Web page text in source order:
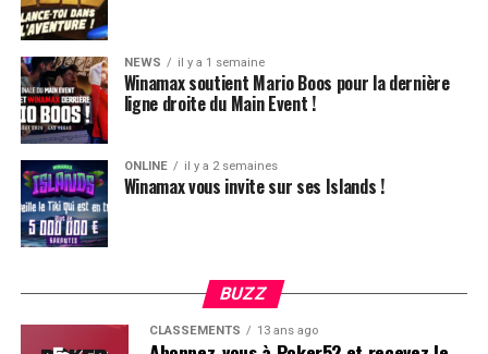
NEWS il y a 1 semaine
Winamax soutient Mario Boos pour la dernière
ligne droite du Main Event !
ONLINE il y a 2 semaines
Winamax vous invite sur ses Islands !
BUZZ
CLASSEMENTS 13 ans ago